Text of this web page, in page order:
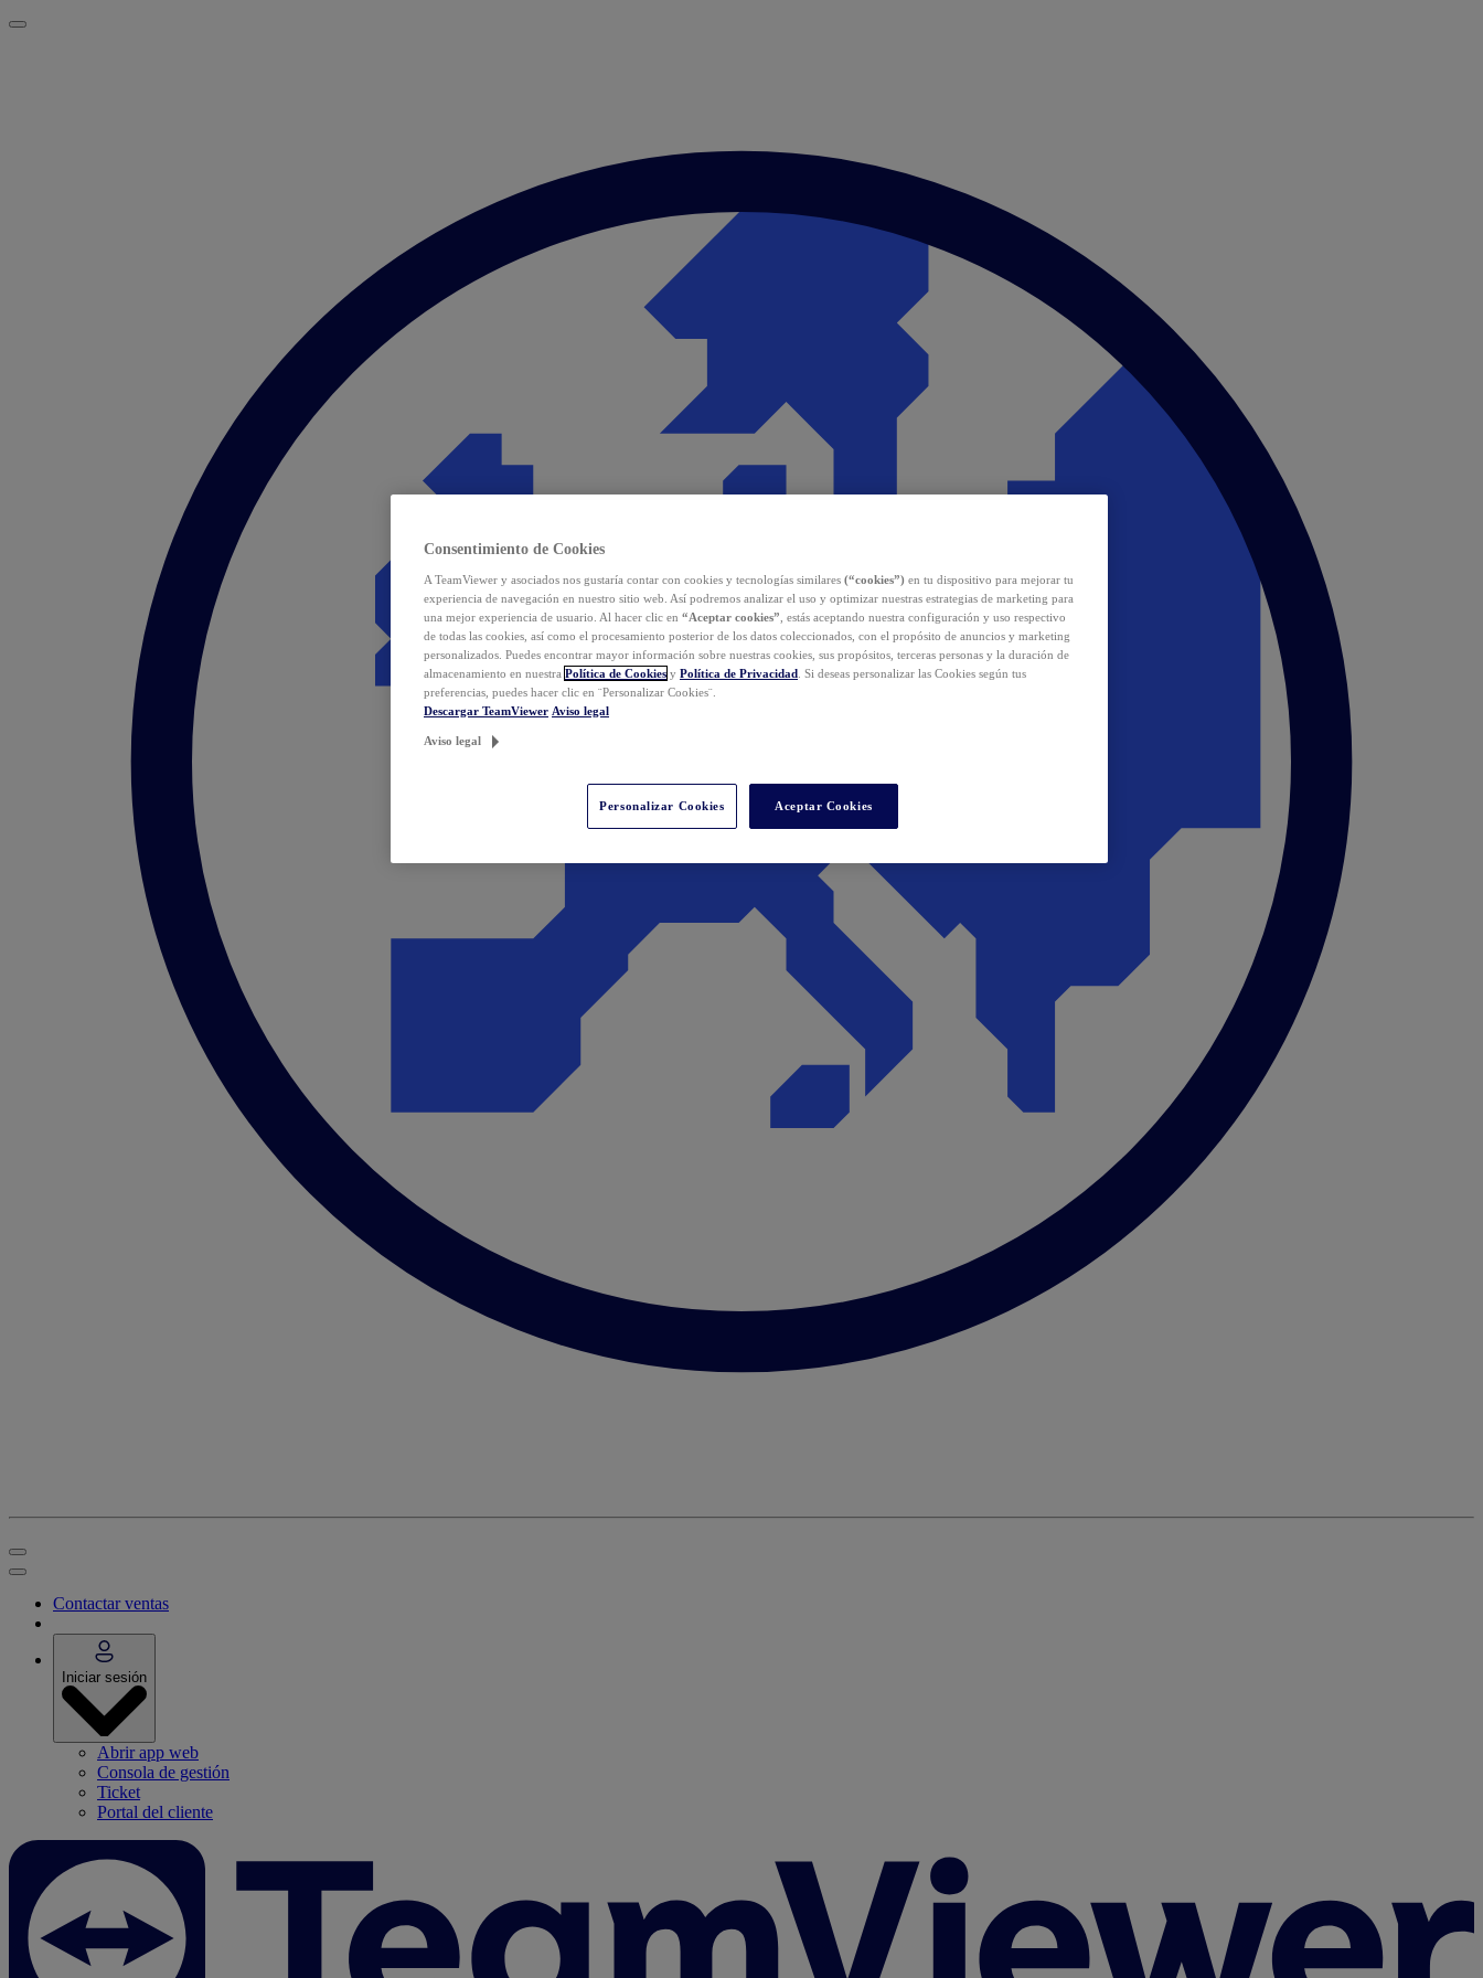
Contactar ventas
Iniciar sesión
Abrir app web
Consola de gestión
Ticket
Portal del cliente
Consentimiento de Cookies
A TeamViewer y asociados nos gustaría contar con cookies y tecnologías similares (“cookies”) en tu dispositivo para mejorar tu
experiencia de navegación en nuestro sitio web. Así podremos analizar el uso y optimizar nuestras estrategias de marketing para
una mejor experiencia de usuario. Al hacer clic en “Aceptar cookies” , estás aceptando nuestra configuración y uso respectivo
de todas las cookies, así como el procesamiento posterior de los datos coleccionados, con el propósito de anuncios y marketing
personalizados. Puedes encontrar mayor información sobre nuestras cookies, sus propósitos, terceras personas y la duración de
almacenamiento en nuestra Política de Cookies y Política de Privacidad . Si deseas personalizar las Cookies según tus
preferencias, puedes hacer clic en ¨Personalizar Cookies¨.
Descargar TeamViewer Aviso legal
Aviso legal
Personalizar Cookies Aceptar Cookies